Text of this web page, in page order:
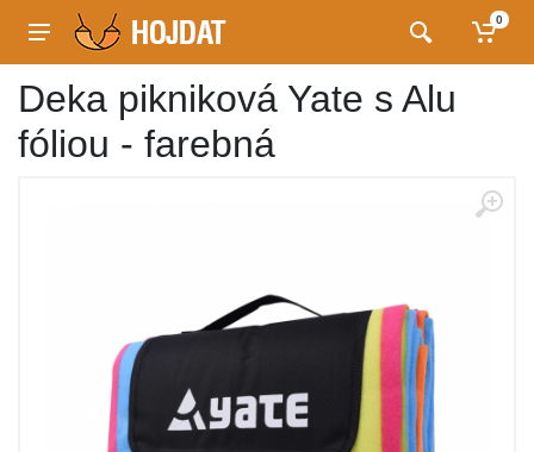
0
Deka pikniková Yate s Alu
fóliou - farebná